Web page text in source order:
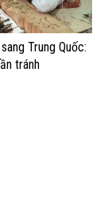
Trung Quốc:
tránh